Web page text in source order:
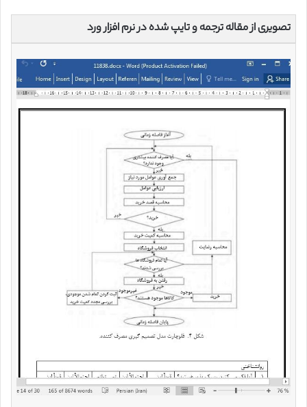
تصویری از مقاله ترجمه و تایپ شده در نرم افزار ورد